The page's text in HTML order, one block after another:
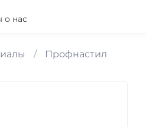
о нас
Профнастил